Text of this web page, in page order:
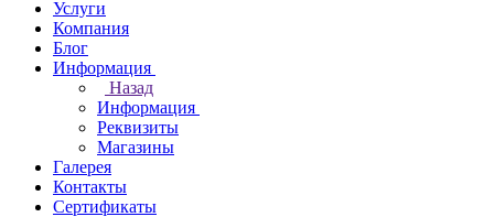
Услуги
Компания
Блог
Информация
Назад
Информация
Реквизиты
Магазины
Галерея
Контакты
Сертификаты